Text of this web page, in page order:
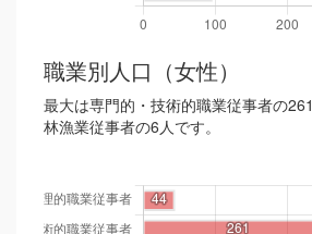
職業別人口（女性）
最大は専門的・技術的職業従事者の
林漁業従事者の6人です。